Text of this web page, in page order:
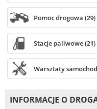
Pomoc drogowa (29)
Stacje paliwowe (21)
Warsztaty
INFORMACJE O